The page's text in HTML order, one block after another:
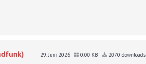
29. Juni 2026 0.00 KB 2070 downloads